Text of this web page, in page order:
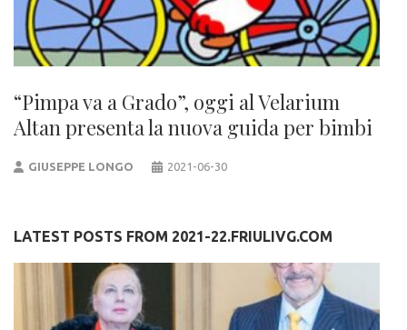
“Pimpa va a Grado”, oggi al Velarium
Altan presenta la nuova guida per bimbi
GIUSEPPE LONGO 2021-06-30
LATEST POSTS FROM 2021-22.FRIULIVG.COM